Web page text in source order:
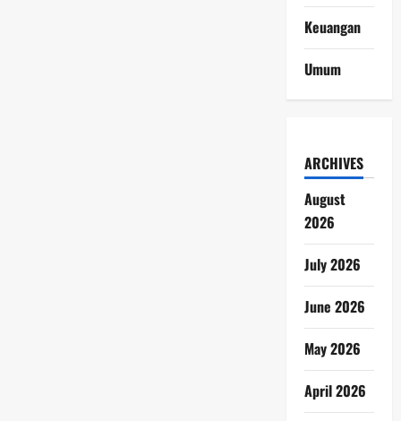
Keuangan
Umum
ARCHIVES
August
2026
July 2026
June 2026
May 2026
April 2026